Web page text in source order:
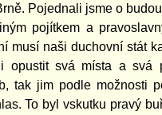
Pojednali jsme o
pojítkem a
musí naši duchovní stát
opustit svá místa a svá
tak jim podle možnosti
To byl vskutku pravý